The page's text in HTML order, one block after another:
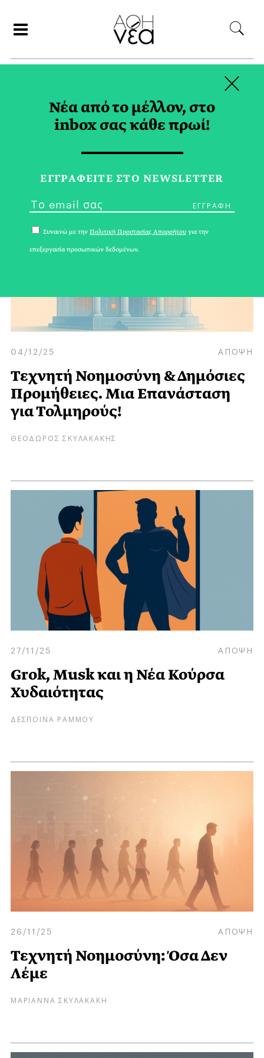
OPINION TAG
04/12/25 ΑΠΟΨΗ
Τεχνητή Νοημοσύνη & Δημόσιες
Προμήθειες. Μια Επανάσταση
για Τολμηρούς!
ΘΕΟΔΩΡΟΣ ΣΚΥΛΑΚΑΚΗΣ
27/11/25 ΑΠΟΨΗ
Grok, Musk και η Νέα Κούρσα
Χυδαιότητας
ΔΕΣΠΟΙΝΑ ΡΑΜΜΟΥ
26/11/25 ΑΠΟΨΗ
Τεχνητή Νοημοσύνη: Όσα Δεν
Λέμε
ΜΑΡΙΑΝΝΑ ΣΚΥΛΑΚΑΚΗ
Νέα από το μέλλον, στο
inbox σας κάθε πρωί!
ΕΓΓPΑΦΕΙΤΕ ΣΤΟ NEWSLETTER
Συναινώ με την Πολιτική Προστασίας Απορρήτου για την
επεξεργασία προσωπικών δεδομένων.
×